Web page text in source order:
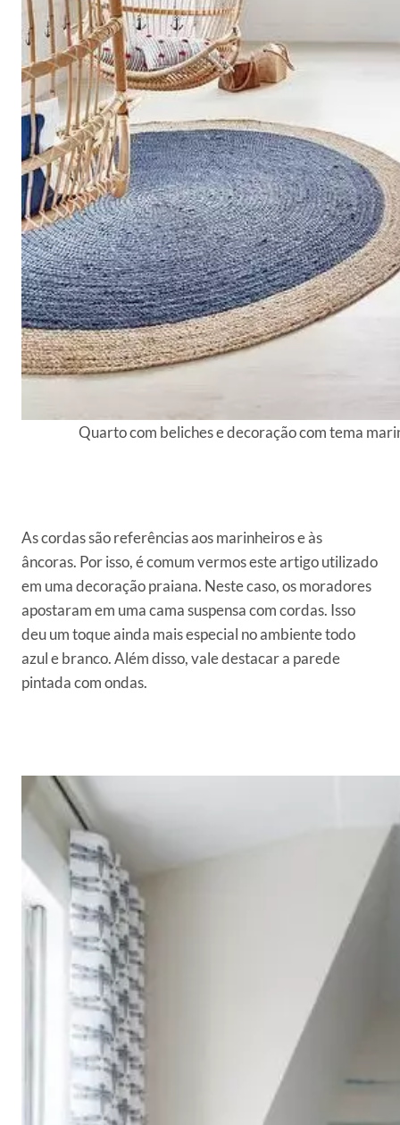
Quarto com beliches e decoração com tema
As cordas são referências aos marinheiros e às
âncoras. Por isso, é comum vermos este artigo utilizado
em uma decoração praiana. Neste caso, os moradores
apostaram em uma cama suspensa com cordas. Isso
deu um toque ainda mais especial no ambiente todo
azul e branco. Além disso, vale destacar a parede
pintada com ondas.